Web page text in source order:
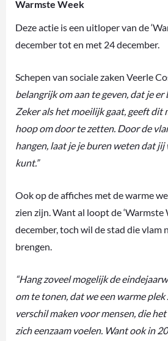
Warmste Week
Deze actie is een uitloper van de
december tot en met 24 december.
Schepen van sociale zaken Veerle
belangrijk om aan te geven, dat je er
Zeker als het moeilijk gaat, geeft dit
hoop om door te zetten. Door de
hangen, laat je je buren weten dat
kunt.”
Ook op de affiches met de warme
zien zijn. Want al loopt de ‘Warmste
december, toch wil de stad die vlam
brengen.
“Hang zoveel mogelijk de
om te tonen, dat we een warme
verschil maken voor mensen, die
zich eenzaam voelen. Want ook in